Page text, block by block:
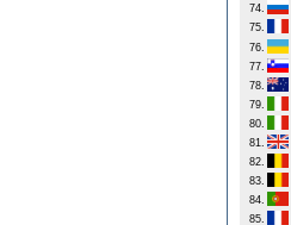
74.
75.
76.
77.
78.
79.
80.
81.
82.
83.
84.
85.